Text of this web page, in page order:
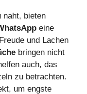
naht, bieten
eine
und Lachen
bringen nicht
auch, das
zu betrachten.
um engste